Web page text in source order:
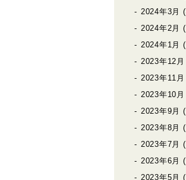
2024年3月
2024年2月
2024年1月
2023年12月
2023年11月
2023年10月
2023年9月
2023年8月
2023年7月
2023年6月
2023年5月